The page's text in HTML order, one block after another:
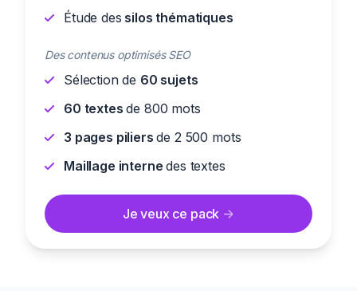
Étude des silos thématiques
Des contenus optimisés SEO
Sélection de 60 sujets
60 textesde 800 mots
3 pages piliersde 2 500 mots
Maillage internedes textes
Je veux ce pack ->